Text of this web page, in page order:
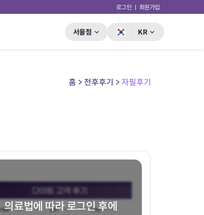
로그인 회원가입
서울점 KR
홈 > 전후후기 >자필후기
의료법에 따라 로그인 후에